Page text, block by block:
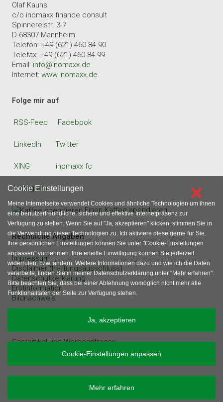
Olaf Kauhs
c/o inomaxx finance consult
Spinnereistr. 3-7
D-68307 Mannheim
Telefon: +49 (621) 460 84 90
Telefax: +49 (621) 460 84 99
Email: info@inomaxx.de
Internet: www.inomaxx.de
Folge mir auf
RSS-Feed Facebook
LinkedIn Twitter
XING inomaxx fc
Instagram
Einen Kaffee spendieren
Rechtliche Angaben
Impressum
Disclaimer (Haftungsausschluss)
Datenschutzerklärung
Erstinformation
Bildnachweis
Gastartikel und Werbeanfragen
Inhaltsverzeichnis
×
Cookie Einstellungen
Meine Internetseite verwendet Cookies und ähnliche Technologien um ihnen
eine benutzerfreundliche, sichere und effektive Internetpräsenz zur
Verfügung zu stellen. Wenn Sie auf "Ja, akzeptieren" klicken, stimmen Sie in
die Verwendung dieser Technologien zu. Ich aktiviere diese gerne für Sie.
Ihre persönlichen Einstellungen können Sie unter "Cookie-Einstellungen
anpassen" vornehmen. Ihre erteilte Einwilligung können Sie jederzeit
widerrufen, bzw. ändern. Weitere Informationen dazu und wie ich die Daten
verarbeite, finden Sie in meiner Datenschutzerklärung unter "Mehr erfahren".
Bitte beachten Sie, dass bei einer Ablehnung womöglich nicht mehr alle
Funktionalitäten der Seite zur Verfügung stehen.
Ja, akzeptieren
Cookie-Einstellungen anpassen
Mehr erfahren